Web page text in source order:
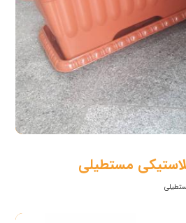
مستطیلی